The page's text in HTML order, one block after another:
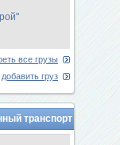
все грузы
добавить груз
транспорт